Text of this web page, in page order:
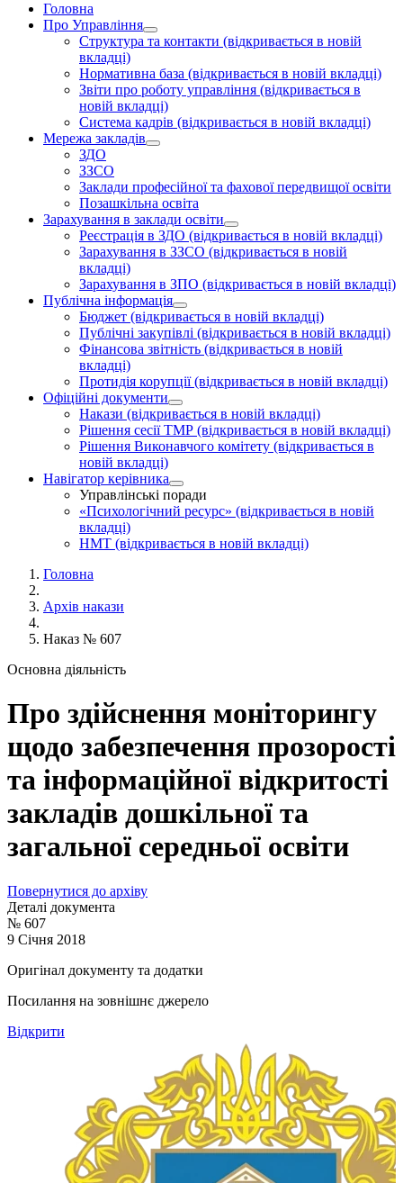
Головна
Про Управління
Структура та контакти (відкривається в новій
вкладці)
Нормативна база (відкривається в новій вкладці)
Звіти про роботу управління (відкривається в
новій вкладці)
Система кадрів (відкривається в новій вкладці)
Мережа закладів
ЗДО
ЗЗСО
Заклади професійної та фахової передвищої освіти
Позашкільна освіта
Зарахування в заклади освіти
Реєстрація в ЗДО (відкривається в новій вкладці)
Зарахування в ЗЗСО (відкривається в новій
вкладці)
Зарахування в ЗПО (відкривається в новій вкладці)
Публічна інформація
Бюджет (відкривається в новій вкладці)
Публічні закупівлі (відкривається в новій вкладці)
Фінансова звітність (відкривається в новій
вкладці)
Протидія корупції (відкривається в новій вкладці)
Офіційні документи
Накази (відкривається в новій вкладці)
Рішення сесії ТМР (відкривається в новій вкладці)
Рішення Виконавчого комітету (відкривається в
новій вкладці)
Навігатор керівника
Управлінські поради
«Психологічний ресурс» (відкривається в новій
вкладці)
НМТ (відкривається в новій вкладці)
Головна
Архів накази
Наказ № 607
Основна діяльність
Про здійснення моніторингу
щодо забезпечення прозорості
та інформаційної відкритості
закладів дошкільної та
загальної середньої освіти
Повернутися до архіву
Деталі документа
№ 607
9 Січня 2018
Оригінал документу та додатки
Посилання на зовнішнє джерело
Відкрити